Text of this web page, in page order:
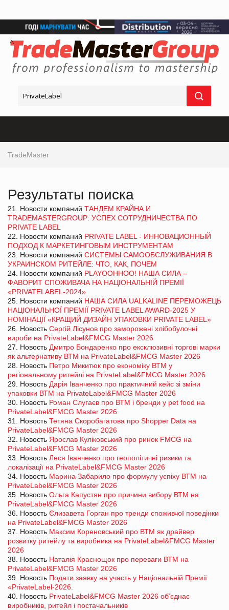
TradeMaster
Результаты поиска
21. Новости компаний ТАНДЕМ КРАЙНА И
TRADEMASTERGROUP: УСПЕХ СОТРУДНИЧЕСТВА ПО
PRIVATE LABEL
22. Новости компаний PRIVATE LABEL - ИННОВАЦИОННЫЙ
ПОДХОД К МАРКЕТИНГОВЫМ ИНСТРУМЕНТАМ
23. Новости компаний СИСТЕМЫ САМООБСЛУЖИВАНИЯ В
УКРАИНСКОМ РИТЕЙЛЕ: ЧТО, КАК, ПОЧЕМ
24. Новости компаний PLAYOOHHOO! НАША СИЛА –
ФАВОРИТ СПОЖИВАЧА НА НАЦІОНАЛЬНІЙ ПРЕМІЇ
«PRIVATELABEL-2024»
25. Новости компаний НАША СИЛА UALKALINE ПЕРЕМОЖЕЦЬ
НАЦІОНАЛЬНОЇ ПРЕМІЇ PRIVATE LABEL AWARD-2025 У
НОМІНАЦІЇ «КРАЩИЙ ДИЗАЙН УПАКОВКИ PRIVATE LABEL»
26. Новость Сергій Лісунов про заморожені хлібобулочні
вироби на PrivateLabel&FMCG Master 2026
27. Новость Дмитро Бондаренко про ексклюзивні торгові марки
як альтернативу ВТМ на PrivateLabel&FMCG Master 2026
28. Новость Петро Микитюк про економіку ВТМ у
регіональному ритейлі на PrivateLabel&FMCG Master 2026
29. Новость Дарія Іванченко про практичний кейс зі зміни
упаковки ВТМ на PrivateLabel&FMCG Master 2026
30. Новость Роман Слугаєв про ВТМ і бренди у pet food на
PrivateLabel&FMCG Master 2026
31. Новость Тетяна Скоробагатова про Shopper Data на
PrivateLabel&FMCG Master 2026
32. Новость Ярослав Куліковський про ринок FMCG на
PrivateLabel&FMCG Master 2026
33. Новость Леся Іванченко про геополітичні ризики та
локалізації на PrivateLabel&FMCG Master 2026
34. Новость Марина Забарило про формулу успіху ВТМ на
PrivateLabel&FMCG Master 2026
35. Новость Ольга Капустян про причини вибору ВТМ на
PrivateLabel&FMCG Master 2026
36. Новость Єлизавета Горган про тренди споживчої поведінки
на PrivateLabel&FMCG Master 2026
37. Новость Максим Кореновський про ВТМ як драйвер
розвитку ритейлу та виробника на PrivateLabel&FMCG Master
2026
38. Новость Наталія Краснощок про переваги ВТМ на
PrivateLabel&FMCG Master 2026
39. Новость Подати заявку на участь у Національній Премії
«PrivateLabel-2026.
40. Новость PrivateLabel&FMCG Master 2026 об’єднає
виробників, ритейл і постачальників